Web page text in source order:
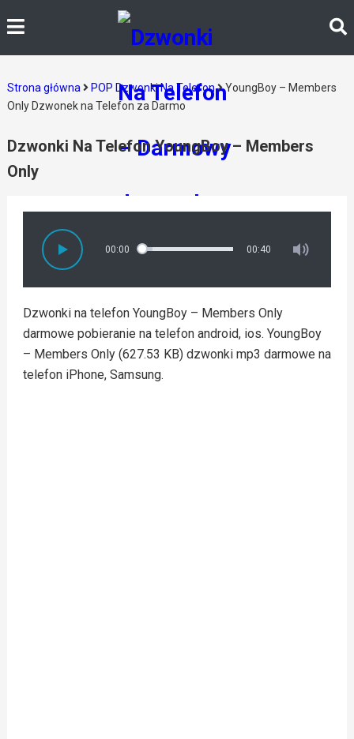
Strona główna POP Dzwonki Na Telefon
YoungBoy – Members
Only Dzwonek na Telefon za Darmo
Dzwonki Na Telefon YoungBoy – Members
Only
00:00 00:40
Dzwonki na telefon YoungBoy – Members Only
darmowe pobieranie na telefon android, ios. YoungBoy
– Members Only (627.53 KB) dzwonki mp3 darmowe na
telefon iPhone, Samsung.